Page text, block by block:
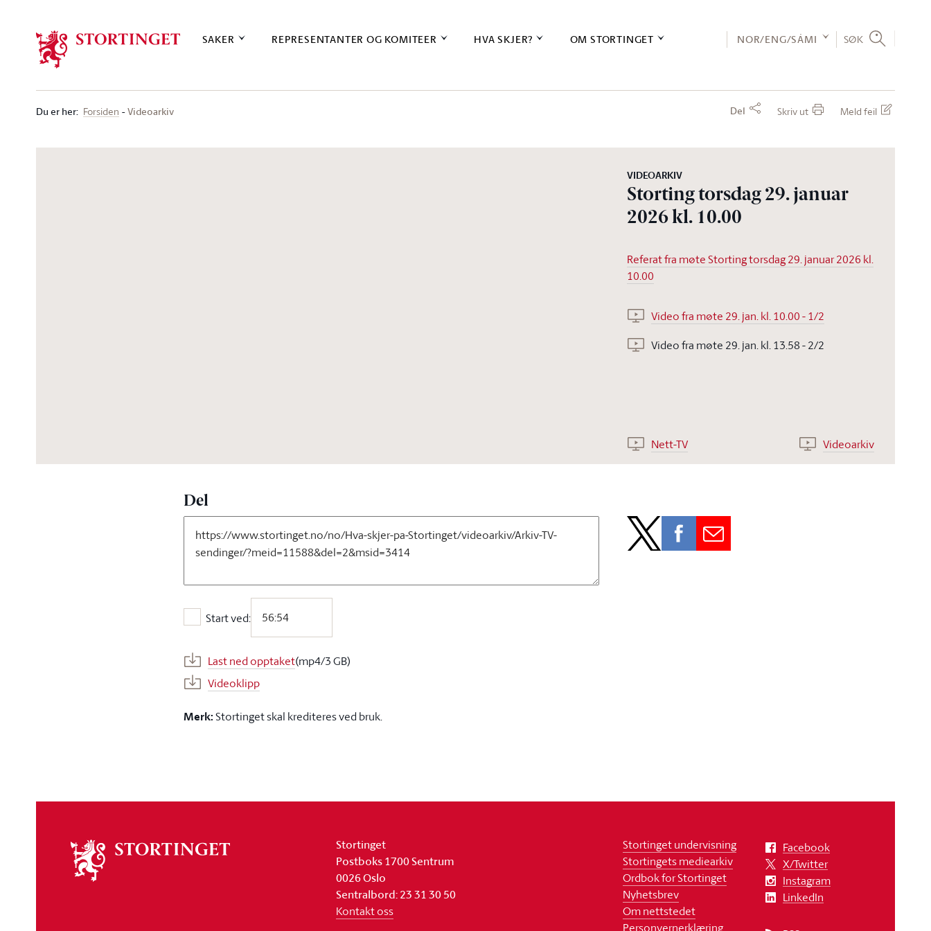
SAKER REPRESENTANTER OG KOMITEER HVA SKJER? OM STORTINGET NOR/ENG/SÁMI SØK
Du er her: Forsiden Videoarkiv Del Skriv ut Meld feil
VIDEOARKIV
Storting torsdag 29. januar
2026 kl. 10.00
Referat fra møte Storting torsdag 29. januar 2026 kl.
10.00
Video fra møte 29. jan. kl. 10.00 - 1/2
Video fra møte 29. jan. kl. 13.58 - 2/2
Nett-TV Videoarkiv
Del
Start ved:
Start ved:
Last ned opptaket(mp4/3 GB)
Videoklipp
Merk:Stortinget skal krediteres ved bruk.
stortinget
Stortinget
Postboks 1700 Sentrum
0026 Oslo
Sentralbord: 23 31 30 50
Kontakt oss
Stortinget undervisning
Stortingets mediearkiv
Ordbok for Stortinget
Nyhetsbrev
Om nettstedet
Personvernerklæring
Facebook
X/Twitter
Instagram
LinkedIn